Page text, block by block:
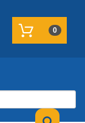
0